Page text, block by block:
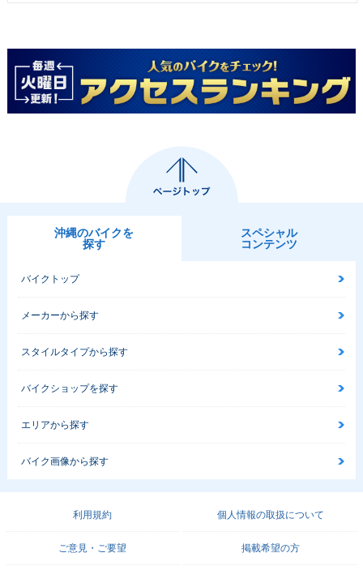
沖縄のバイクを
探す
スペシャル
コンテンツ
バイクトップ
メーカーから探す
スタイルタイプから探す
バイクショップを探す
エリアから探す
バイク画像から探す
利用規約 個人情報の取扱について
ご意見・ご要望 掲載希望の方